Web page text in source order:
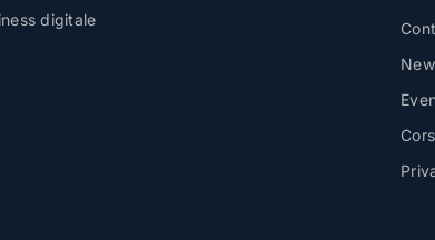
digitale